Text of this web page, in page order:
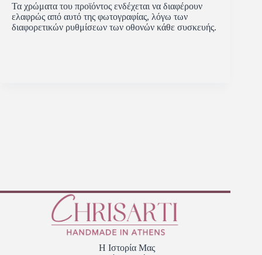
Τα χρώματα του προϊόντος ενδέχεται να διαφέρουν
ελαφρώς από αυτό της φωτογραφίας, λόγω των
διαφορετικών ρυθμίσεων των οθονών κάθε συσκευής.
Η Ιστορία Μας